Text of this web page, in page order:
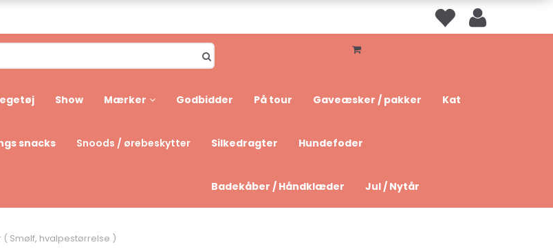
Show Mærker Godbidder På tour Gaveæsker / pakker Kat
snacks Snoods / ørebeskytter Silkedragter Hundefoder
Badekåber / Håndklæder Jul / Nytår
Smølf, hvalpestørrelse )